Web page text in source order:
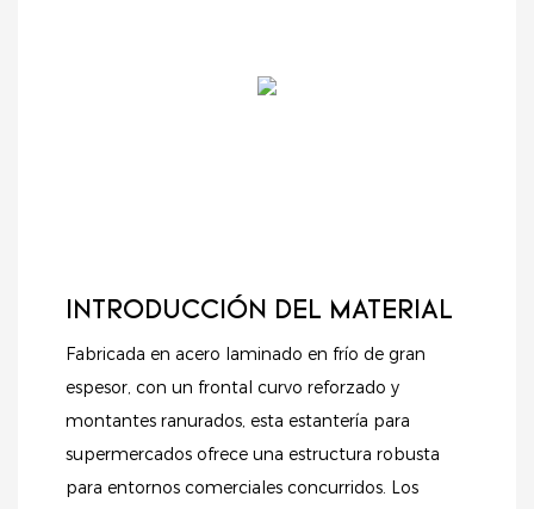
INTRODUCCIÓN DEL MATERIAL
Fabricada en acero laminado en frío de gran
espesor, con un frontal curvo reforzado y
montantes ranurados, esta estantería para
supermercados ofrece una estructura robusta
para entornos comerciales concurridos. Los